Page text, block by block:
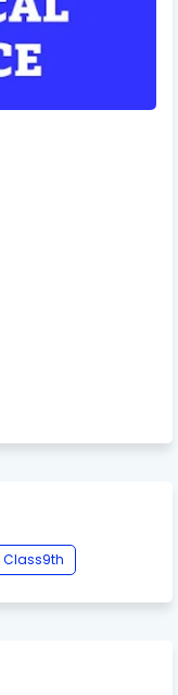
Class9th